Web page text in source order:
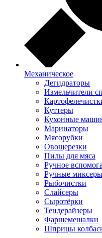
Механическое
Дегидраторы
Измельчители
Куттеры
Кухонные
Маринаторы
Мясорубки
Овощерезки
Пилы для мяса
Ручное
Ручные миксеры
Рыбочистки
Слайсеры
Сыротёрки
Тендерайзеры
Фаршемешалки
Шприцы